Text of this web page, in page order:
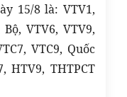
15/8 là: VTV1,
VTV6, VTV9,
VTC9, Quốc
HTV9, THTPCT